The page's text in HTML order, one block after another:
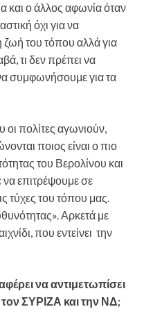
και ο άλλος αφωνία όταν
όχι για να
ζωή του τόπου αλλά για
τι δεν πρέπει να
συμφωνήσουμε για τα
οι πολίτες αγωνιούν,
ποιος είναι ο πιο
του Βερολίνου και
επιτρέψουμε σε
τύχες του τόπου μας.
Αρκετά με
που εντείνει την
να αντιμετωπίσει
ΣΥΡΙΖΑ και την ΝΔ;